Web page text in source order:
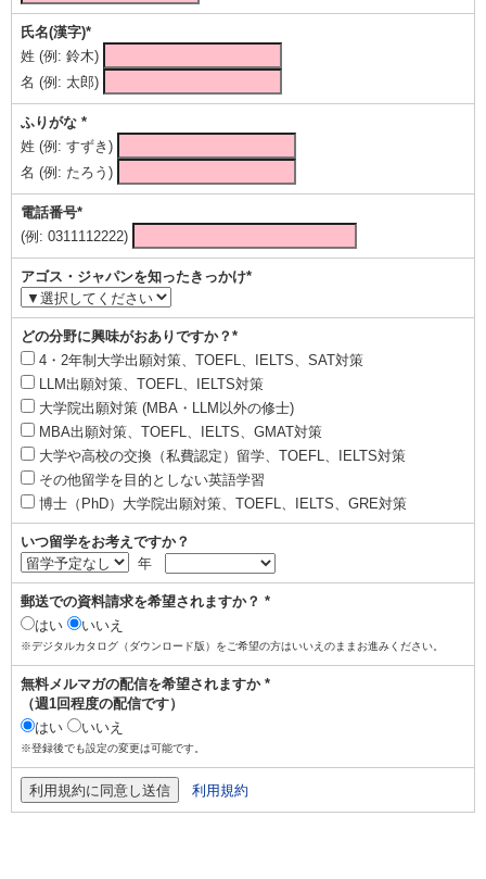
氏名(漢字)*
姓 (例: 鈴木)
名 (例: 太郎)
ふりがな *
姓 (例: すずき)
名 (例: たろう)
電話番号*
(例: 0311112222)
アゴス・ジャパンを知ったきっかけ*
どの分野に興味がおありですか？*
4・2年制大学出願対策、TOEFL、IELTS、SAT対策
LLM出願対策、TOEFL、IELTS対策
大学院出願対策 (MBA・LLM以外の修士)
MBA出願対策、TOEFL、IELTS、GMAT対策
大学や高校の交換（私費認定）留学、TOEFL、IELTS対策
その他留学を目的としない英語学習
博士（PhD）大学院出願対策、TOEFL、IELTS、GRE対策
いつ留学をお考えですか？
年
郵送での資料請求を希望されますか？ *
はい
いいえ
※デジタルカタログ（ダウンロード版）をご希望の方はいいえのままお進みください。
無料メルマガの配信を希望されますか *
（週1回程度の配信です）
はい
いいえ
※登録後でも設定の変更は可能です。
利用規約